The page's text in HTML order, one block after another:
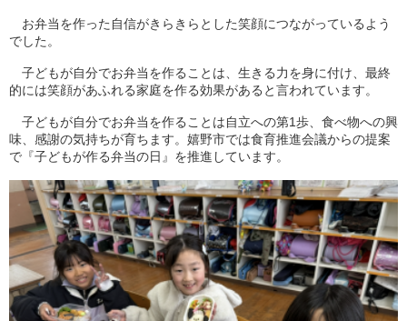
お弁当を作った自信がきらきらとした笑顔につながっているよう
でした。
子どもが自分でお弁当を作ることは、生きる力を身に付け、最終
的には笑顔があふれる家庭を作る効果があると言われています。
子どもが自分でお弁当を作ることは自立への第1歩、食べ物への興
味、感謝の気持ちが育ちます。嬉野市では食育推進会議からの提案
で『子どもが作る弁当の日』を推進しています。